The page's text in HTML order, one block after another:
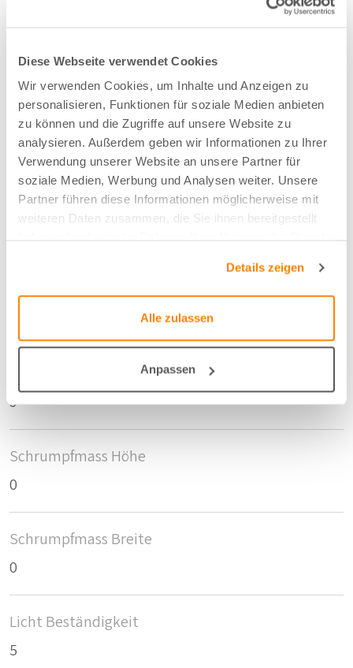
Diese Webseite verwendet Cookies
Wir verwenden Cookies, um Inhalte und Anzeigen zu
personalisieren, Funktionen für soziale Medien anbieten
zu können und die Zugriffe auf unsere Website zu
analysieren. Außerdem geben wir Informationen zu Ihrer
Verwendung unserer Website an unsere Partner für
soziale Medien, Werbung und Analysen weiter. Unsere
Partner führen diese Informationen möglicherweise mit
weiteren Daten zusammen, die Sie ihnen bereitgestellt
Details zeigen
Alle zulassen
Anpassen
Recycelte PET-Flaschen
Zusammensetzung
75%PES/25%PET
Farbe
Breite/Höhe
Anzahl der Fläschen pro m2
3
Schrumpfmass Höhe
0
Schrumpfmass Breite
0
Licht Beständigkeit
5